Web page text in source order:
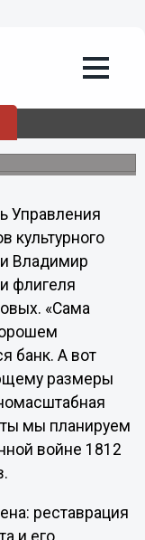
будет
году
Управления
культурного
Владимир
флигеля
«Сама
банк. А вот
размеры
мы планируем
войне 1812
реставрация
и его